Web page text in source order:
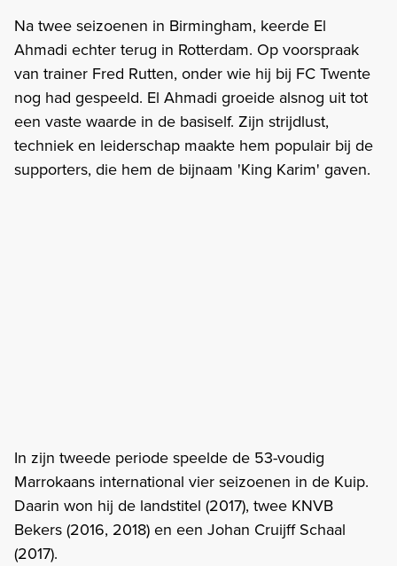
Na twee seizoenen in Birmingham, keerde El
Ahmadi echter terug in Rotterdam. Op voorspraak
van trainer Fred Rutten, onder wie hij bij FC Twente
nog had gespeeld. El Ahmadi groeide alsnog uit tot
een vaste waarde in de basiself. Zijn strijdlust,
techniek en leiderschap maakte hem populair bij de
supporters, die hem de bijnaam 'King Karim' gaven.
In zijn tweede periode speelde de 53-voudig
Marrokaans international vier seizoenen in de Kuip.
Daarin won hij de landstitel (2017), twee KNVB
Bekers (2016, 2018) en een Johan Cruijff Schaal
(2017).